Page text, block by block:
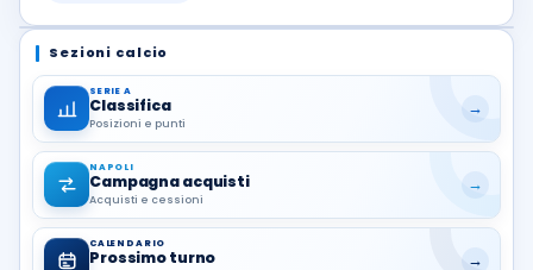
Sezioni calcio
SERIE A
Classifica
Posizioni e punti
→
NAPOLI
Campagna acquisti
Acquisti e cessioni
→
CALENDARIO
Prossimo turno →